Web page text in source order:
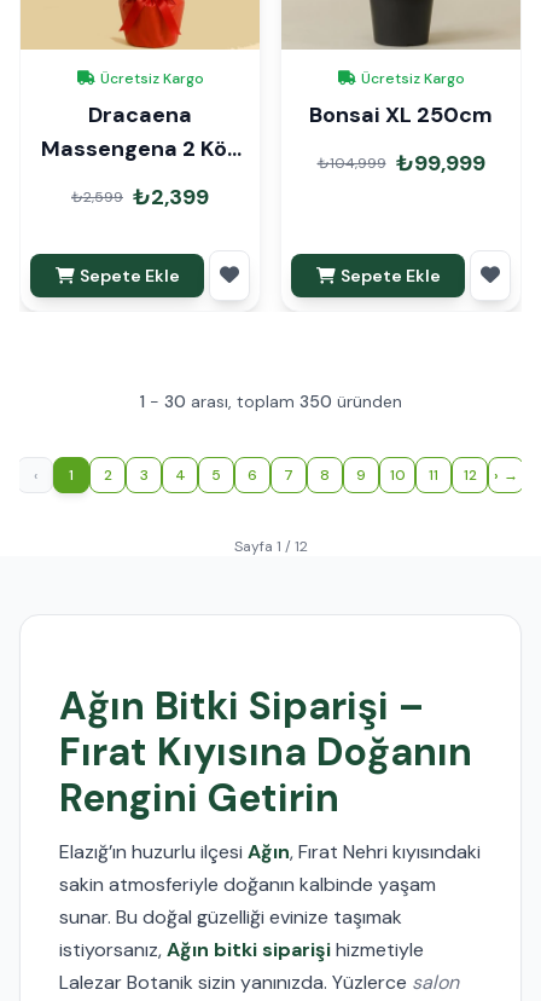
Ücretsiz Kargo
Dracaena
Massengena 2 Kök
90cm Hediye Paketli
₺2,599 ₺2,399
Sepete Ekle
Ücretsiz Kargo
Bonsai XL 250cm
₺104,999 ₺99,999
Sepete Ekle
1 - 30 arası, toplam 350 üründen
‹ 1 2 3 4 5 6 7 8 9 10 11 12 ›
Sayfa 1 / 12
Ağın Bitki Siparişi –
Fırat Kıyısına Doğanın
Rengini Getirin
Elazığ’ın huzurlu ilçesi Ağın, Fırat Nehri kıyısındaki
sakin atmosferiyle doğanın kalbinde yaşam
sunar. Bu doğal güzelliği evinize taşımak
istiyorsanız,Ağın bitki siparişihizmetiyle
Lalezar Botanik sizin yanınızda. Yüzlerce salon